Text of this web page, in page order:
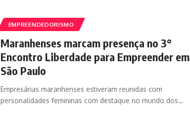
EMPREENDEDORISMO
Maranhenses marcam presença no 3°
Encontro Liberdade para Empreender em
São Paulo
Empresárias maranhenses estiveram reunidas com
personalidades femininas com destaque no mundo dos…